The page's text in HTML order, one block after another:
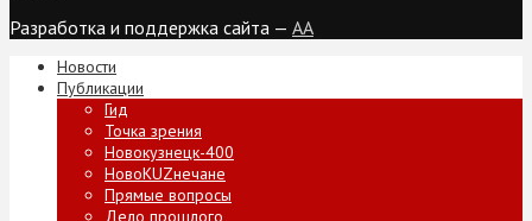
Разработка и поддержка сайта — AA
Новости
Публикации
Гид
Точка зрения
Новокузнецк-400
НовоKUZнечане
Прямые вопросы
Дело прошлого